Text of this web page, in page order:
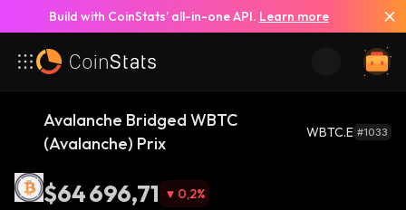
Build with CoinStats’ all-in-one API. Learn more
Avalanche Bridged WBTC
(Avalanche) Prix
WBTC.E #1033
$64 696,71 0,2%